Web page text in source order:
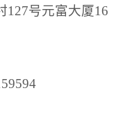
127号元富大厦16